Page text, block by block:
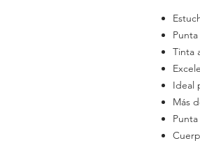
Tinta
Ideal
Más